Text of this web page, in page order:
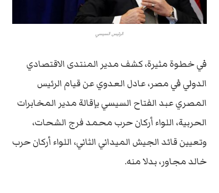
الرئيس السيسي
في خطوة مثيرة، كشف مدير المنتدى الاقتصادي
الدولي في مصر، عادل العدوي عن قيام الرئيس
المصري عبد الفتاح السيسي بإقالة مدير المخابرات
الحربية، اللواء أركان حرب محمد فرج الشحات،
وتعيين قائد الجيش الميداني الثاني، اللواء أركان حرب
خالد مجاور، بدلا منه.